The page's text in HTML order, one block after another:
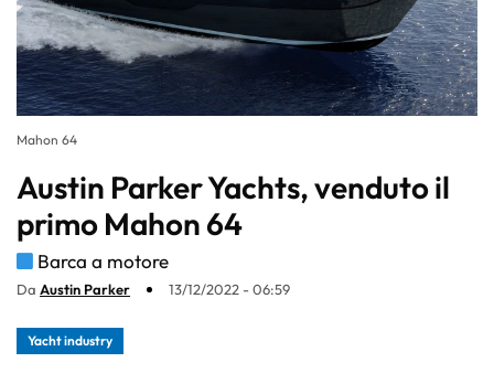
Mahon 64
Austin Parker Yachts, venduto il
primo Mahon 64
Barca a motore
Da Austin Parker 13/12/2022 - 06:59
Yacht industry